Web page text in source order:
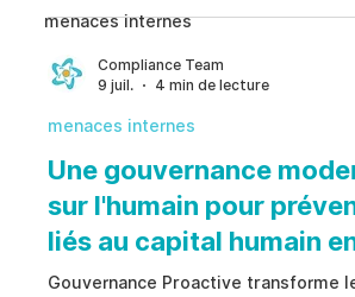
menaces internes
conformité, des enquêtes internes,
comme un simple formulaire signé
Gestion Interne du Consentement
Compliance Team
9 juil.
4 min de lecture
menaces internes
Une gouvernance
sur l'humain pour
liés au capital humain
Gouvernance Proactive transforme